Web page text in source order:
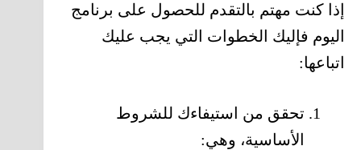
إذا كنت مهتم بالتقدم للحصول على برنامج
اليوم فإليك الخطوات التي يجب عليك
اتباعها:
تحقق من استيفاءك للشروط
الأساسية، وهي: